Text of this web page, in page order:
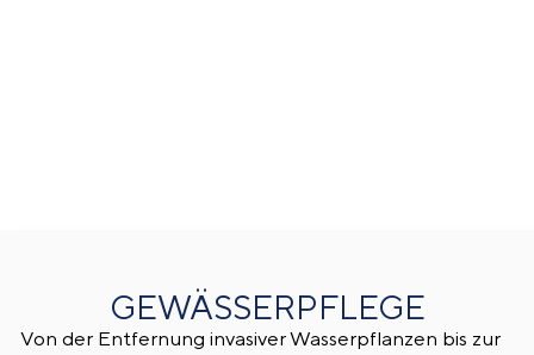
GEWÄSSERPFLEGE
Von der Entfernung invasiver Wasserpflanzen bis zur